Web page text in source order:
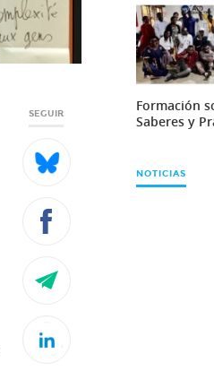
SEGUIR
Formación
Saberes y
NOTICIAS